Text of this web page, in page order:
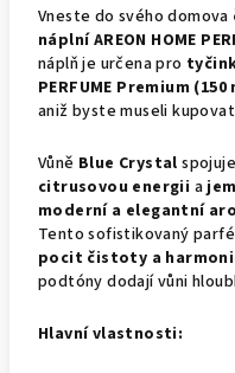
Vneste do svého domova
náplní AREON HOME
náplň je určena pro
PERFUME Premium (150
aniž byste museli
Vůně Blue Crystal spojuje
citrusovou energii a
moderní a elegantní
Tento sofistikovaný
pocit čistoty a
podtóny dodají vůni
Hlavní vlastnosti: